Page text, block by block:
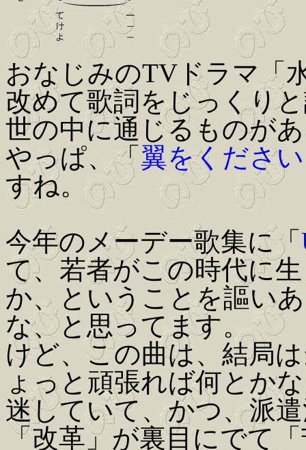
おなじみのTVドラマ「
改めて歌詞をじっくり
世の中に通じるものが
やっぱ、「翼をください
すね。
今年のメーデー歌集に「
て、若者がこの時代に
か、ということを謳い
な、と思ってます。
けど、この曲は、結局
ょっと頑張れば何とか
迷していて、かつ、派
「改革」が裏目にでて